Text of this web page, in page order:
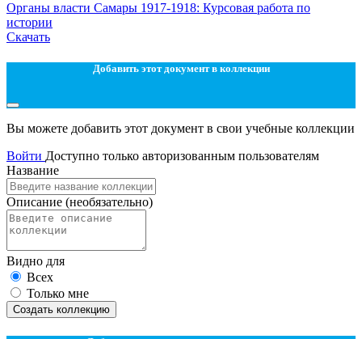
Органы власти Самары 1917-1918: Курсовая работа по
истории
Скачать
Добавить этот документ в коллекции
Вы можете добавить этот документ в свои учебные коллекции
Войти Доступно только авторизованным пользователям
Название
Описание (необязательно)
Видно для
Всех
Только мне
Создать коллекцию